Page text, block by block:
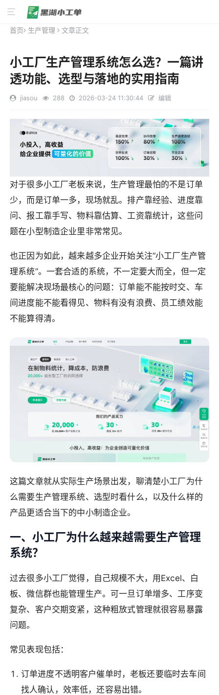
首页 生产管理 文章正文
小工厂生产管理系统怎么选？一篇讲
透功能、选型与落地的实用指南
jiasou 288 2026-03-24 11:30:44 编辑
对于很多小工厂老板来说，生产管理最怕的不是订单
少，而是订单一多，现场就乱。排产靠经验、进度靠
问、报工靠手写、物料靠估算、工资靠统计，这些问
题在小型制造企业里非常常见。
也正因为如此，越来越多企业开始关注“小工厂生产管
理系统”。一套合适的系统，不一定要大而全，但一定
要能解决现场最核心的问题：订单能不能按时交、车
间进度能不能看得见、物料有没有浪费、员工绩效能
不能算得清。
这篇文章就从实际生产场景出发，聊清楚小工厂为什
么需要生产管理系统、选型时看什么，以及什么样的
产品更适合当下的中小制造企业。
一、小工厂为什么越来越需要生产管理
系统？
过去很多小工厂觉得，自己规模不大，用Excel、白
板、微信群也能管理生产。可一旦订单增多、工序变
复杂、客户交期变紧，这种粗放式管理就很容易暴露
问题。
常见表现包括：
订单进度不透明客户催单时，老板还要临时去车间
找人确认，效率低，还容易出错。